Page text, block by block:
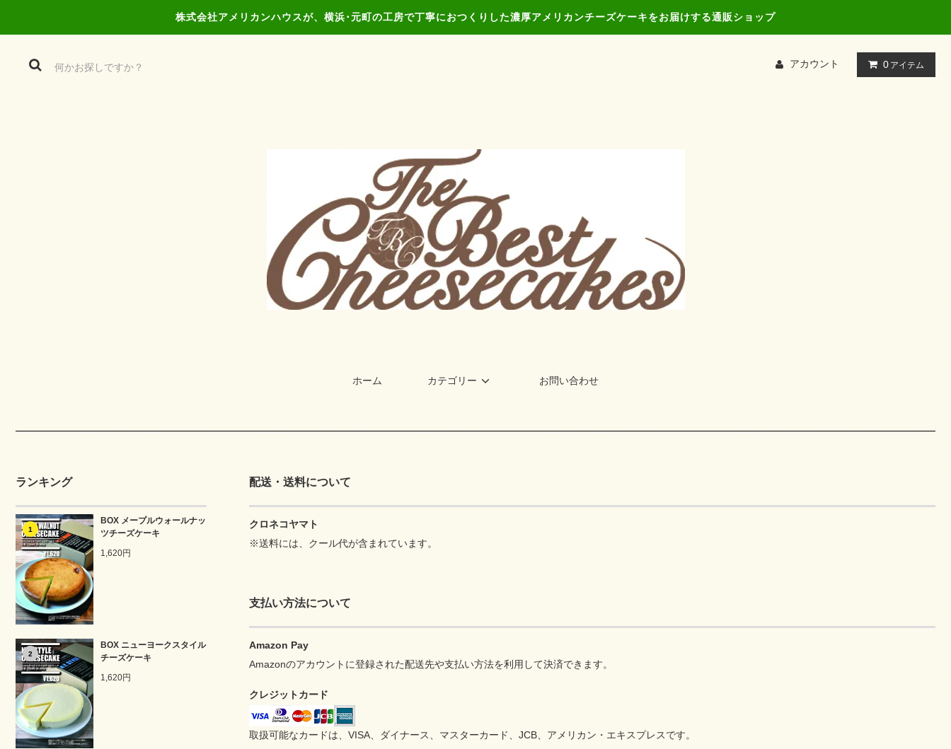
株式会社アメリカンハウスが、横浜･元町の工房で丁寧におつくりした濃厚アメリカンチーズケーキをお届けする通販ショップ
アカウント 0 アイテム
ホーム カテゴリー お問い合わせ
ランキング
1
BOX メープルウォールナッ
ツチーズケーキ
1,620円
2
BOX ニューヨークスタイル
チーズケーキ
1,620円
配送・送料について
クロネコヤマト
※送料には、クール代が含まれています。
支払い方法について
Amazon Pay
Amazonのアカウントに登録された配送先や支払い方法を利用して決済できます。
クレジットカード
取扱可能なカードは、VISA、ダイナース、マスターカード、JCB、アメリカン・エキスプレスです。